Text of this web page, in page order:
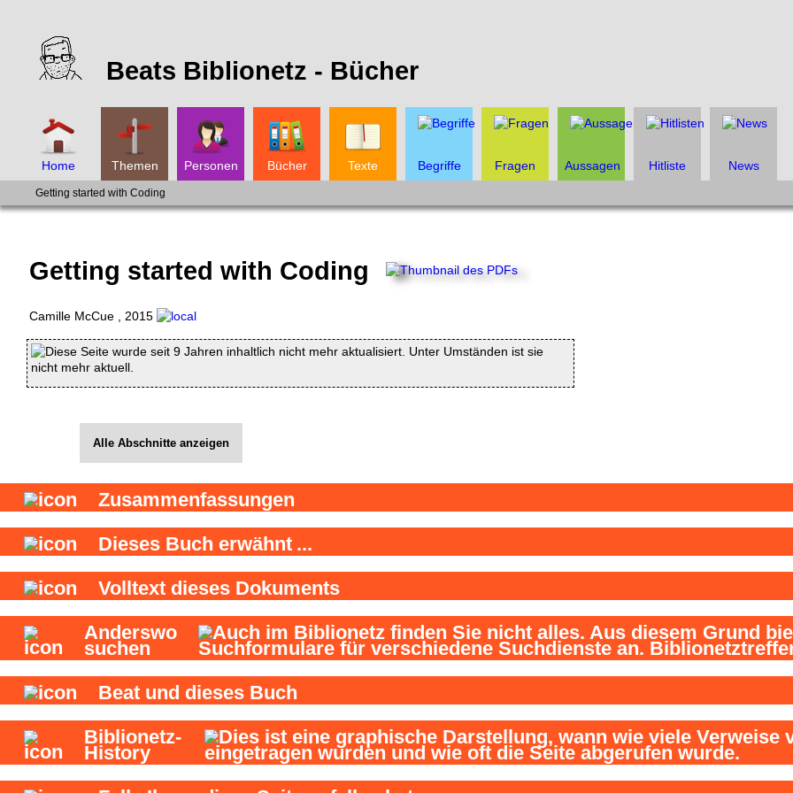
Beats Biblionetz - Bücher
Home Themen Personen Bücher Texte Begriffe Fragen Aussagen Hitliste News
Getting started with Coding
Getting started with Coding
Camille McCue 2015
Diese Seite wurde seit 9 Jahren inhaltlich nicht mehr aktualisiert. Unter Umständen ist sie
nicht mehr aktuell.
Alle Abschnitte anzeigen
Zusammenfassungen
Dieses Buch erwähnt ...
Volltext dieses Dokuments
Anderswo
suchen
Beat und dieses Buch
Biblionetz-
History